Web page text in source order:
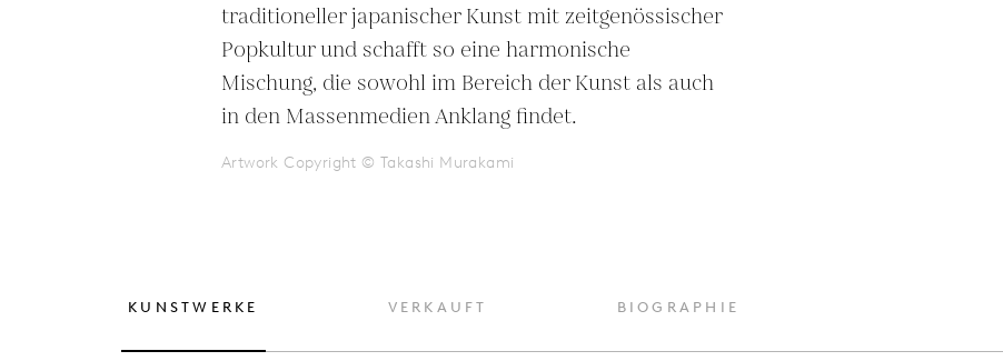
traditioneller japanischer Kunst mit zeitgenössischer
Popkultur und schafft so eine harmonische
Mischung, die sowohl im Bereich der Kunst als auch
in den Massenmedien Anklang findet.
Artwork Copyright © Takashi Murakami
KUNSTWERKE VERKAUFT BIOGRAPHIE